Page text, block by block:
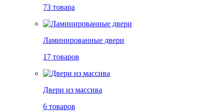
73 товара
Ламинированные двери
17 товаров
Двери из массива
6 товаров